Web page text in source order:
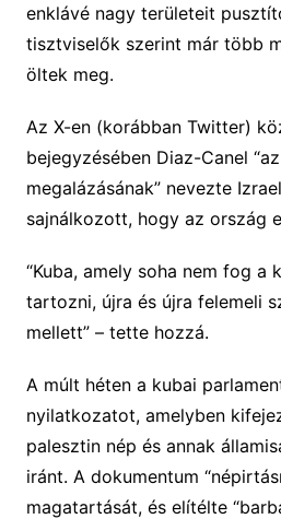
enklávé nagy területeit
tisztviselők szerint már több
öltek meg.
Az X-en (korábban Twitter)
bejegyzésében Diaz-Canel
megalázásának” nevezte
sajnálkozott, hogy az ország
“Kuba, amely soha nem fog a
tartozni, újra és újra felemeli
mellett” – tette hozzá.
A múlt héten a kubai
nyilatkozatot, amelyben
palesztin nép és annak
iránt. A dokumentum
magatartását, és elítélte